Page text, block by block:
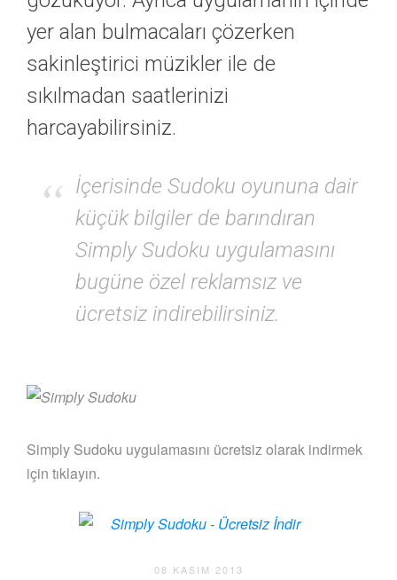
yer alan bulmacaları çözerken
sakinleştirici müzikler ile de
sıkılmadan saatlerinizi
harcayabilirsiniz.
İçerisinde Sudoku oyununa dair
küçük bilgiler de barındıran
Simply Sudoku uygulamasını
bugüne özel reklamsız ve
ücretsiz indirebilirsiniz.
Simply Sudoku uygulamasını ücretsiz olarak indirmek
için tıklayın.
08 KASIM 2013